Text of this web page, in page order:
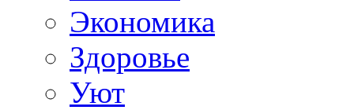
Экономика
Здоровье
Уют